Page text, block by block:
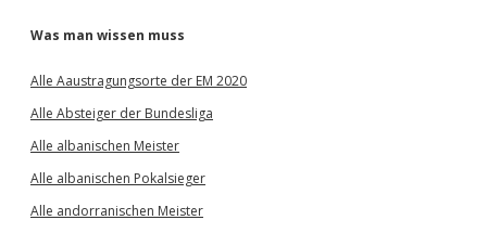
Was man wissen muss
Alle Aaustragungsorte der EM 2020
Alle Absteiger der Bundesliga
Alle albanischen Meister
Alle albanischen Pokalsieger
Alle andorranischen Meister